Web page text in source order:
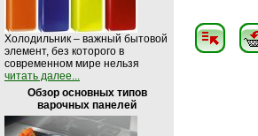
Холодильник – важный бытовой
элемент, без которого в
современном мире нельзя
читать далее...
Обзор основных типов
варочных панелей